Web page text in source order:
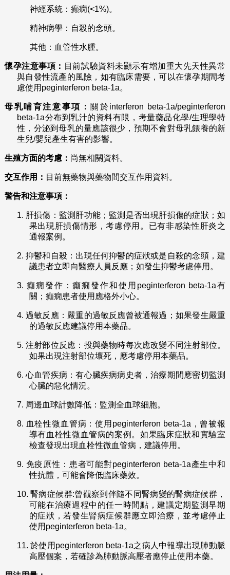
神經系統：癲癇(<1%)。
精神病學：自殺的念頭。
其他：血管性水腫。
懷孕注意事項： 目前試驗資料未顯示有增加重大先天性異常
與自發性流產的風險，如有臨床需要，可以在懷孕期間考
慮使用peginterferon beta-1a。
母乳哺育注意事項： 關於interferon beta-1a/peginterferon
beta-1a分布到乳汁的資料有限，考量藥品化學/生理學特
性，分泌到母乳的量應該很少，預期不會對母乳餵養的新
生兒/嬰兒產生有害的影響。
生殖方面的考慮： 尚無相關資料。
交互作用： 目前無藥物與藥物間交互作用資料。
警告和注意事項：
1. 肝損傷：監測肝功能；監測是否出現肝損傷的症狀；如
果出現肝損傷情形，考慮停用。已有非感染性肝炎之
通報案例。
2.抑鬱和自殺：出現任何抑鬱的症狀或是自殺的念頭，建
議患者立即向醫療人員反應；如發生抑鬱考慮停用。
3. 癲癇發作：癲癇發作和使用peginterferon beta-1a有
關；癲癇患者使用應格外小心。
4.過敏反應：嚴重的過敏反應曾被通報過；如果發生嚴重
的過敏反應建議停用本藥品。
5.注射部位反應：投與藥物時每次應改變不同注射部位。
如果出現注射部位壞死，應考慮停用本藥品。
6.心血管疾病：有心臟疾病病史者，治療期間應密切監測
心臟的惡化情況。
7. 周邊血球計數降低：監測全血球細胞。
8. 血栓性微血管病：使用peginterferon beta-1a，曾被報
導有血栓性微血管病的案例。如果臨床症狀和實驗室
檢查發現出現血栓性微血管病，建議停用。
9. 免疫原性：患者可能對peginterferon beta-1a產生中和
性抗體，可能會降低臨床藥效。
10.腎病症候群:曾觀察到伴隨不同腎病變的腎病症候群，
可能在治療過程中的任一時間點，建議定期監測早期
的症狀，若發生腎病症候群應立即治療，並考慮停止
使用peginterferon beta-1a。
11.於使用peginterferon beta-1a之病人中報導出現肺動脈
高壓個案，若確診為肺動脈高壓者應停止使用本藥。